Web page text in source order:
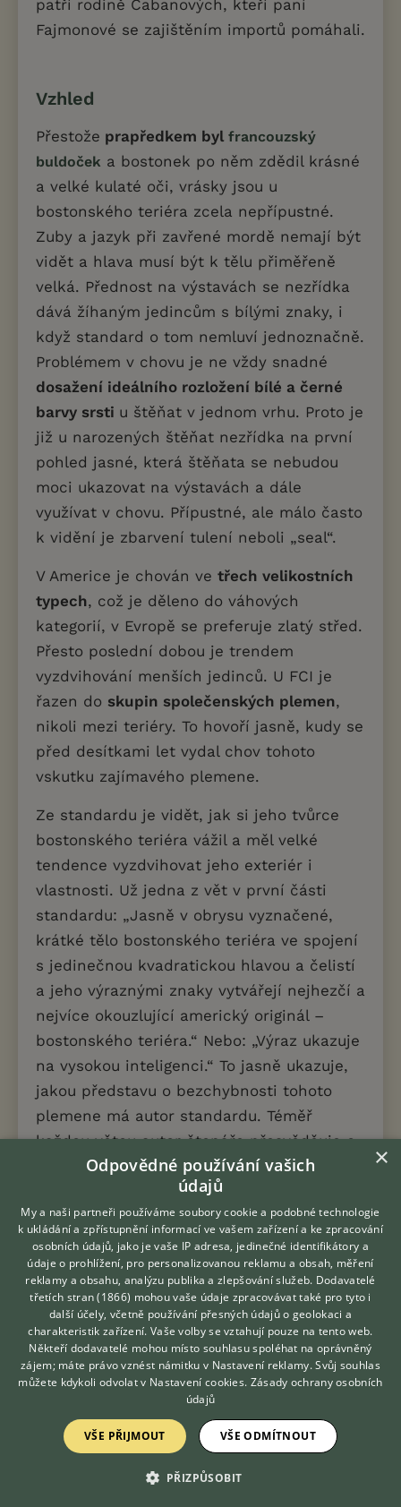
patří rodině Cabanových, kteří paní
Fajmonové se zajištěním importů pomáhali.
Vzhled
Přestože prapředkem byl francouzský
buldoček a bostonek po něm zdědil krásné
a velké kulaté oči, vrásky jsou u
bostonského teriéra zcela nepřípustné.
Zuby a jazyk při zavřené mordě nemají být
vidět a hlava musí být k tělu přiměřeně
velká. Přednost na výstavách se nezřídka
dává žíhaným jedincům s bílými znaky, i
když standard o tom nemluví jednoznačně.
Problémem v chovu je ne vždy snadné
dosažení ideálního rozložení bílé a černé
barvy srsti u štěňat v jednom vrhu. Proto je
již u narozených štěňat nezřídka na první
pohled jasné, která štěňata se nebudou
moci ukazovat na výstavách a dále
využívat v chovu. Přípustné, ale málo často
k vidění je zbarvení tulení neboli „seal“.
V Americe je chován ve třech velikostních
typech, což je děleno do váhových
kategorií, v Evropě se preferuje zlatý střed.
Přesto poslední dobou je trendem
vyzdvihování menších jedinců. U FCI je
řazen do skupin společenských plemen,
nikoli mezi teriéry. To hovoří jasně, kudy se
před desítkami let vydal chov tohoto
vskutku zajímavého plemene.
Ze standardu je vidět, jak si jeho tvůrce
bostonského teriéra vážil a měl velké
tendence vyzdvihovat jeho exteriér i
vlastnosti. Už jedna z vět v první části
standardu: „Jasně v obrysu vyznačené,
krátké tělo bostonského teriéra ve spojení
s jedinečnou kvadratickou hlavou a čelistí
a jeho výraznými znaky vytvářejí nejhezčí a
nejvíce okouzlující americký originál –
bostonského teriéra.“ Nebo: „Výraz ukazuje
na vysokou inteligenci.“ To jasně ukazuje,
jakou představu o bezchybnosti tohoto
plemene má autor standardu. Téměř
každou větou autor čtenáře přesvědčuje o
všestranné dokonalosti bostonského
Bostonský teriér je robustní pes a nesmí
vypadat ani hubeně, ani hrubě. Kostra a
osvalení musí být vzájemně vyvážené,
stejně jako hmotnost a stavba psa.Pohyb
bostonského teriéra je jistý, přímočarý,
hrudní a pánevní končetiny se pohybují
přímo vpřed v jedné linii s vynikajícím
rytmem. Každý krok vyjadřuje eleganci a
sílu.
je kvadratická, s plochým temenem
Hledáte zvířecího kamaráda?
Zdarma vám poradí
VETERINÁŘ ONLINE
KONZULTOVAT S
VETERINÁŘEM
×
Odpovědné používání vašich
údajů
My a naši partneři používáme soubory cookie a podobné technologie
k ukládání a zpřístupnění informací ve vašem zařízení a ke zpracování
osobních údajů, jako je vaše IP adresa, jedinečné identifikátory a
údaje o prohlížení, pro personalizovanou reklamu a obsah, měření
reklamy a obsahu, analýzu publika a zlepšování služeb. Dodavatelé
třetích stran (1866) mohou vaše údaje zpracovávat také pro tyto i
další účely, včetně používání přesných údajů o geolokaci a
charakteristik zařízení. Vaše volby se vztahují pouze na tento web.
Někteří dodavatelé mohou místo souhlasu spoléhat na oprávněný
zájem; máte právo vznést námitku v Nastavení reklamy. Svůj souhlas
můžete kdykoli odvolat v Nastavení cookies. Zásady ochrany osobních
údajů
VŠE PŘIJMOUT VŠE ODMÍTNOUT
PŘIZPŮSOBIT